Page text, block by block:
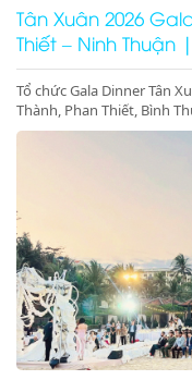
Tân Xuân 2026
Thiết – Ninh Thuận
Cao Cấp
Tổ chức Gala Dinner Tân
Thành, Phan Thiết, Bình
thanh ánh sáng, sân